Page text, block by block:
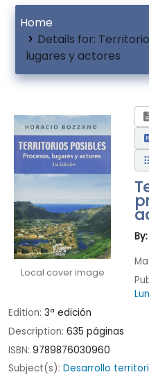
Home
Details for:
lugares y actores
Local cover image
By:
Edition: 3ª edición
Description: 635 páginas
ISBN: 9789876030960
Subject(s): Desarrollo